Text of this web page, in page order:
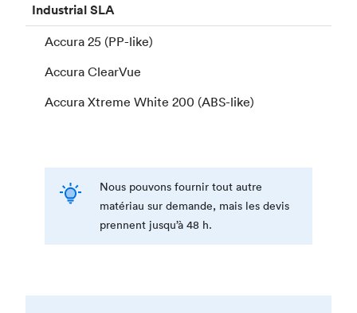
IndustrialSLA
Accura 25 (PP-like)
Accura ClearVue
Accura Xtreme White 200 (ABS-like)
Nous pouvons fournir tout autre
matériau sur demande, mais les devis
prennent jusqu’à 48 h.